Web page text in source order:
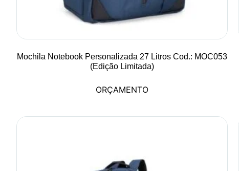
Mochila Notebook Personalizada 27 Litros Cod.: MOC053
(Edição Limitada)
ORÇAMENTO